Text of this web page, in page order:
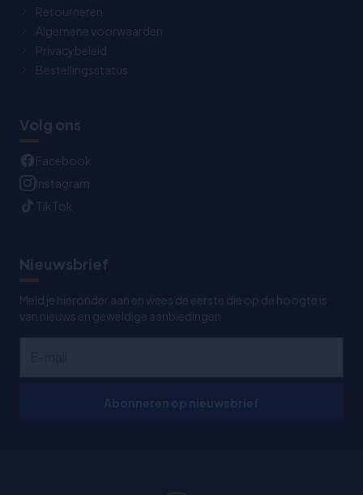
Retourneren
Algemene voorwaarden
Privacybeleid
Bestellingsstatus
Volg ons
Facebook
Instagram
TikTok
Nieuwsbrief
Meld je hieronder aan en wees de eerste die op de hoogte is
van nieuws en geweldige aanbiedingen